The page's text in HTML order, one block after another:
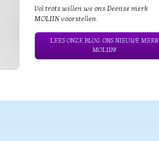
Vol trots willen we ons Deense merk
MOLIIN voorstellen.
LEES ONZE BLOG: ONS NIEUWE MERK
MOLIIN!